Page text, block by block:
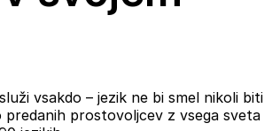
vsakdo – jezik ne bi smel nikoli biti
prostovoljcev z vsega sveta